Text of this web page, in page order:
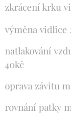
zkrácení krku
výměna vidlice
natlakování
40kč
oprava závitu
rovnání patky